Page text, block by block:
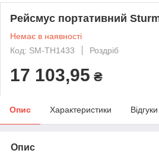
Рейсмус портативний
Немає в наявності
Код: SM-TH1433
Роздріб
17 103,95 ₴
Опис Характеристики
Опис